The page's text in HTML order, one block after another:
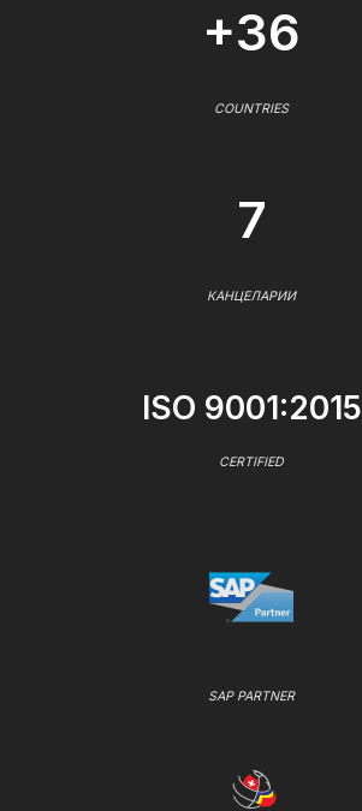
+36
COUNTRIES
7
КАНЦЕЛАРИИ
ISO 9001:2015
CERTIFIED
SAP PARTNER